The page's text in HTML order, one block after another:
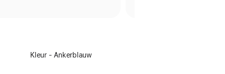
Selecteer
Kleur - Ankerblauw